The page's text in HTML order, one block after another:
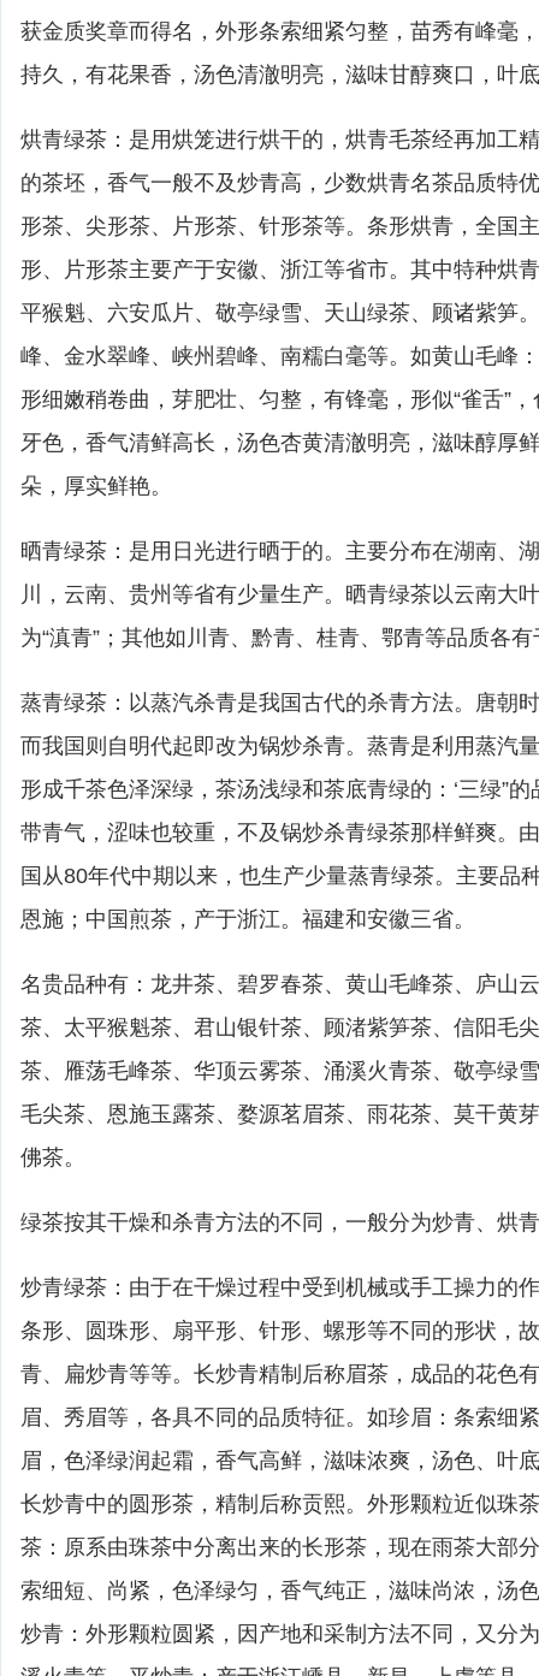
获金质奖章而得名，外形条索细紧匀整，苗秀有峰毫
持久，有花果香，汤色清澈明亮，滋味甘醇爽口，叶
烘青绿茶：是用烘笼进行烘干的，烘青毛茶经再加工
的茶坯，香气一般不及炒青高，少数烘青名茶品质特
形茶、尖形茶、片形茶、针形茶等。条形烘青，全国
形、片形茶主要产于安徽、浙江等省市。其中特种烘
平猴魁、六安瓜片、敬亭绿雪、天山绿茶、顾诸紫笋
峰、金水翠峰、峡州碧峰、南糯白毫等。如黄山毛峰
形细嫩稍卷曲，芽肥壮、匀整，有锋毫，形似“雀舌”
牙色，香气清鲜高长，汤色杏黄清澈明亮，滋味醇厚
朵，厚实鲜艳。
晒青绿茶：是用日光进行晒于的。主要分布在湖南、
川，云南、贵州等省有少量生产。晒青绿茶以云南大
为“滇青”；其他如川青、黔青、桂青、鄂青等品质各
蒸青绿茶：以蒸汽杀青是我国古代的杀青方法。唐朝
而我国则自明代起即改为锅炒杀青。蒸青是利用蒸汽
形成千茶色泽深绿，茶汤浅绿和茶底青绿的：‘三绿”
带青气，涩味也较重，不及锅炒杀青绿茶那样鲜爽。
国从80年代中期以来，也生产少量蒸青绿茶。主要品
恩施；中国煎茶，产于浙江。福建和安徽三省。
名贵品种有：龙井茶、碧罗春茶、黄山毛峰茶、庐山
茶、太平猴魁茶、君山银针茶、顾渚紫笋茶、信阳毛
茶、雁荡毛峰茶、华顶云雾茶、涌溪火青茶、敬亭绿
毛尖茶、恩施玉露茶、婺源茗眉茶、雨花茶、莫干黄
佛茶。
绿茶按其干燥和杀青方法的不同，一般分为炒青、烘
炒青绿茶：由于在干燥过程中受到机械或手工操力的
条形、圆珠形、扇平形、针形、螺形等不同的形状，
青、扁炒青等等。长炒青精制后称眉茶，成品的花色
眉、秀眉等，各具不同的品质特征。如珍眉：条索细
眉，色泽绿润起霜，香气高鲜，滋味浓爽，汤色、叶
长炒青中的圆形茶，精制后称贡熙。外形颗粒近似珠
茶：原系由珠茶中分离出来的长形茶，现在雨茶大部
索细短、尚紧，色泽绿匀，香气纯正，滋味尚浓，汤
炒青：外形颗粒圆紧，因产地和采制方法不同，又分